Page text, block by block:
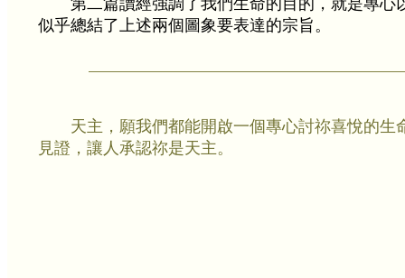
第二篇讀經強調了我們生命的目的，就是專心
似乎總結了上述兩個圖象要表達的宗旨。
天主，願我們都能開啟一個專心討祢喜悅的生
見證，讓人承認祢是天主。